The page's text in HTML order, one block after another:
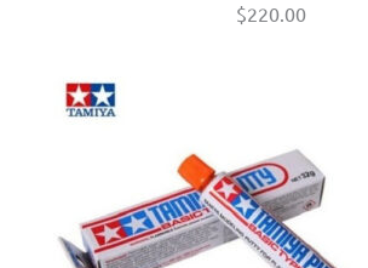
$220.00